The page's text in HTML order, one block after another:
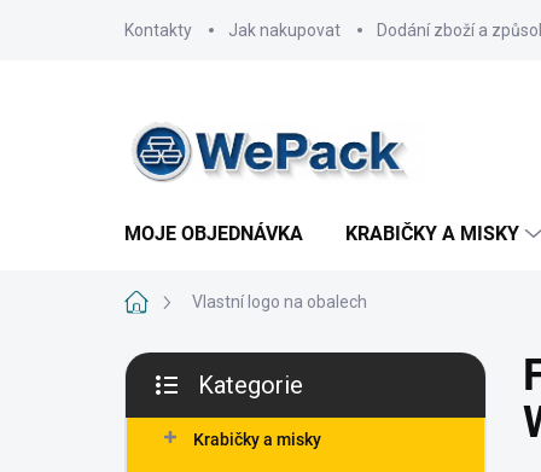
Kontakty Jak nakupovat Dodání zboží a
MOJE OBJEDNÁVKA KRABIČKY A MISKY
Domů Vlastní logo na obalech
P
s
kategorie
Kategorie
Krabičky a misky